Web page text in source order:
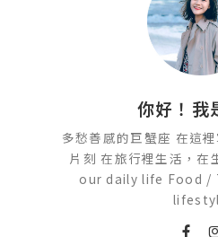
你好！
多愁善感的巨蟹座 在這
片刻 在旅行裡生活，在
our daily life Food /